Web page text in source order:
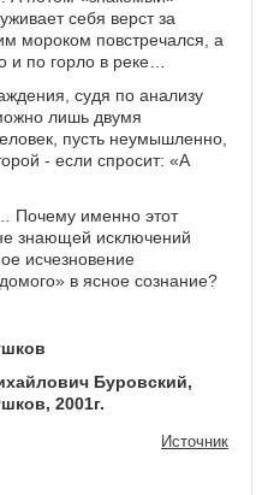
себя верст за
мороком повстречался, а
и по горло в реке…
судя по анализу
лишь двумя
пусть неумышленно,
- если спросит: «А
Почему именно этот
знающей исключений
исчезновение
в ясное сознание?
Буровский,
2001г.
Источник